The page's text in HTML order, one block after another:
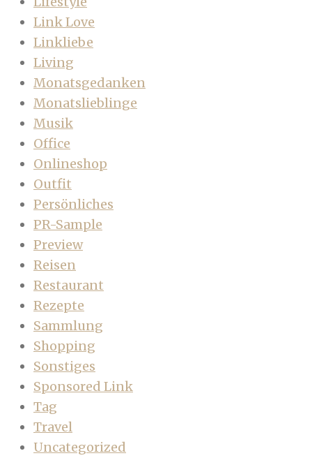
Link Love
Linkliebe
Living
Monatsgedanken
Monatslieblinge
Musik
Office
Onlineshop
Outfit
Persönliches
PR-Sample
Preview
Reisen
Restaurant
Rezepte
Sammlung
Shopping
Sonstiges
Sponsored Link
Tag
Travel
Uncategorized